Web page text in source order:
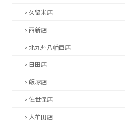
> 久留米店
> 西新店
> 北九州八幡西店
> 日田店
> 飯塚店
> 佐世保店
> 大牟田店